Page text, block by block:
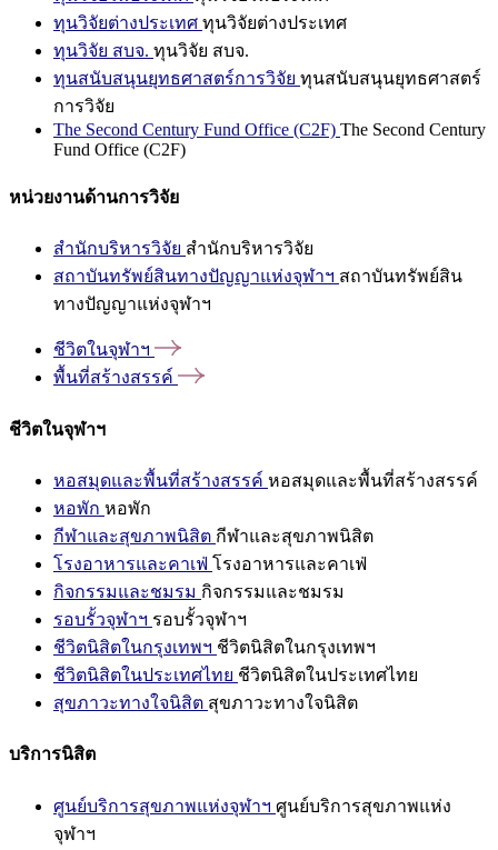
ทุนวิจัยต่างประเทศ ทุนวิจัยต่างประเทศ
ทุนวิจัย สบจ. ทุนวิจัย สบจ.
ทุนสนับสนุนยุทธศาสตร์การวิจัย ทุนสนับสนุนยุทธศาสตร์
การวิจัย
The Second Century Fund Office (C2F) The Second Century
Fund Office (C2F)
หน่วยงานด้านการวิจัย
สำนักบริหารวิจัย สำนักบริหารวิจัย
สถาบันทรัพย์สินทางปัญญาแห่งจุฬาฯ สถาบันทรัพย์สิน
ทางปัญญาแห่งจุฬาฯ
ชีวิตในจุฬาฯ
พื้นที่สร้างสรรค์
ชีวิตในจุฬาฯ
หอสมุดและพื้นที่สร้างสรรค์ หอสมุดและพื้นที่สร้างสรรค์
หอพัก หอพัก
กีฬาและสุขภาพนิสิต กีฬาและสุขภาพนิสิต
โรงอาหารและคาเฟ่ โรงอาหารและคาเฟ่
กิจกรรมและชมรม กิจกรรมและชมรม
รอบรั้วจุฬาฯ รอบรั้วจุฬาฯ
ชีวิตนิสิตในกรุงเทพฯ ชีวิตนิสิตในกรุงเทพฯ
ชีวิตนิสิตในประเทศไทย ชีวิตนิสิตในประเทศไทย
สุขภาวะทางใจนิสิต สุขภาวะทางใจนิสิต
บริการนิสิต
ศูนย์บริการสุขภาพแห่งจุฬาฯ ศูนย์บริการสุขภาพแห่ง
จุฬาฯ